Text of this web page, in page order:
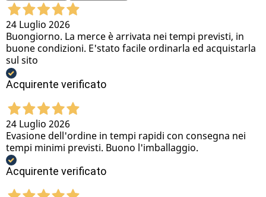
24 Luglio 2026
Buongiorno. La merce è arrivata nei tempi previsti, in
buone condizioni. E'stato facile ordinarla ed acquistarla
sul sito
Acquirente verificato
24 Luglio 2026
Evasione dell'ordine in tempi rapidi con consegna nei
tempi minimi previsti. Buono l'imballaggio.
Acquirente verificato